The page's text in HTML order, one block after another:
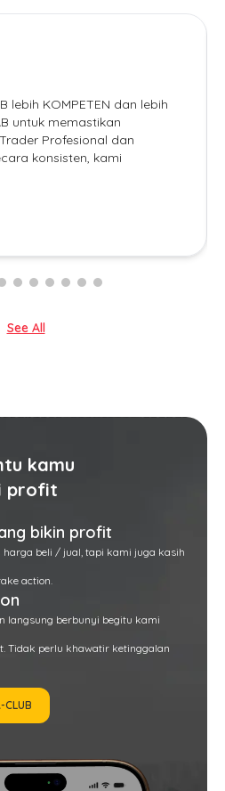
lebih KOMPETEN dan lebih
untuk memastikan
Profesional dan
konsisten, kami
See All
kamu
profit
bikin profit
beli / jual, tapi kami juga kasih
action
langsung berbunyi begitu kami
. Tidak perlu khawatir ketinggalan